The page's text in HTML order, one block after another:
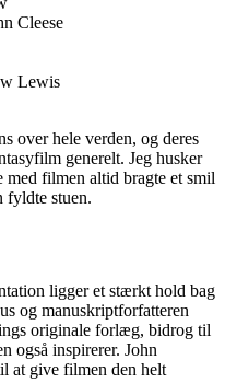
Cleese
Lewis
over hele verden, og deres
generelt. Jeg husker
filmen altid bragte et smil
fyldte stuen.
ligger et stærkt hold bag
og manuskriptforfatteren
originale forlæg, bidrog til
også inspirerer. John
at give filmen den helt